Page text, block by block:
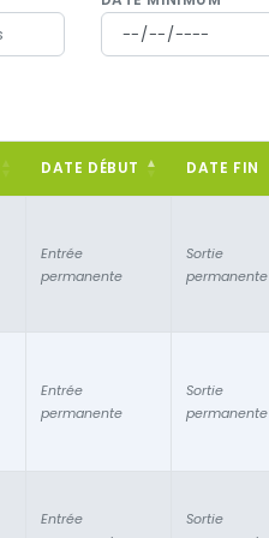
DATE DÉBUT DATE FIN
Entrée
permanente
Sortie
permanente
Entrée
permanente
Sortie
permanente
Entrée
Sortie